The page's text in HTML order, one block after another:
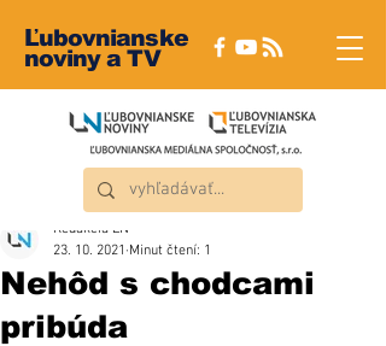
Ľubovnianske
noviny a TV
Nehôd s chodcami
pribúda
Redakcia ĽN
23. 10. 2021 Minut čtení: 1